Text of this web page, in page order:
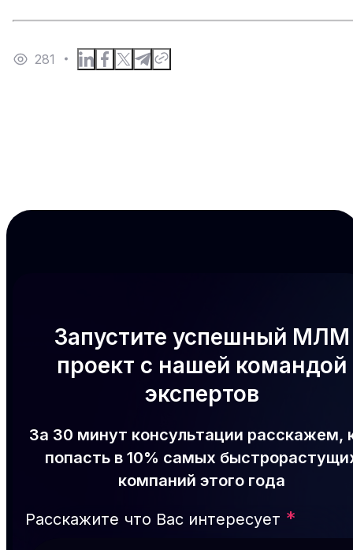
281
Запустите успешный МЛМ
проект с нашей командой
экспертов
За 30 минут консультации расскажем,
попасть в 10% самых
компаний этого года
Расскажите что Вас интересует *